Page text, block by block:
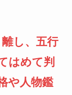
し、五行
はめて判
や人物鑑